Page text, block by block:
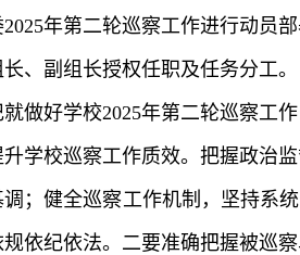
年第二轮巡察工作进行动员
、副组长授权任职及任务分工。
做好学校2025年第二轮巡察工
学校巡察工作质效。把握政治
；健全巡察工作机制，坚持系
依纪依法。二要准确把握被巡